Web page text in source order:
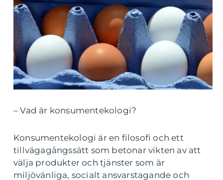
– Vad är konsumentekologi?
Konsumentekologi är en filosofi och ett
tillvägagångssätt som betonar vikten av att
välja produkter och tjänster som är
miljövänliga, socialt ansvarstagande och